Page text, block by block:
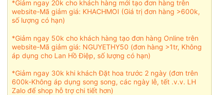
*Giảm ngay 20k cho khách hàng mới tạo đơn hàng trên
website-Mã giảm giá: KHACHMOI (Giá trị đơn hàng >600k,
số lượng có hạn)
*Giảm ngay 50k cho khách hàng tạo đơn hàng Online trên
website-Mã giảm giá: NGUYETHY50 (đơn hàng >1tr, Không
áp dụng cho Lan Hồ Điệp, số lượng có hạn)
*Giảm ngay 30k khi khách Đặt hoa trước 2 ngày (đơn trên
600k-Không áp dụng song song, các ngày lễ, tết .v.v. LH
Zalo để shop hỗ trợ chi tiết hơn)